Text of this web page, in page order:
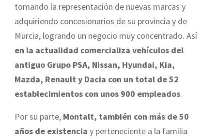
tomando la representación de nuevas marcas y
adquiriendo concesionarios de su provincia y de
Murcia, logrando un negocio muy concentrado. Así
en la actualidad comercializa vehículos del
antiguo Grupo PSA, Nissan, Hyundai, Kia,
Mazda, Renault y Dacia con un total de 52
establecimientos con unos 900 empleados.
Por su parte, Montalt, también con más de 50
años de existencia y perteneciente a la familia